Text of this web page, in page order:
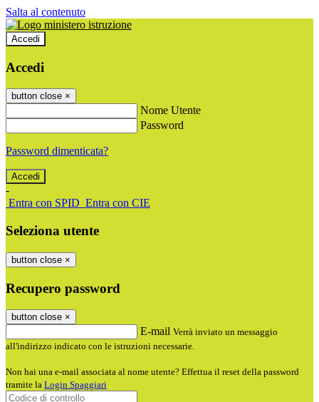
Salta al contenuto
Accedi
Accedi
button close ×
Nome Utente
Password
Password dimenticata?
-
Entra con SPID Entra con CIE
Seleziona utente
button close ×
Recupero password
button close ×
E-mail Verrà inviato un messaggio
all'indirizzo indicato con le istruzioni necessarie.
Non hai una e-mail associata al nome utente? Effettua il reset della password
tramite la Login Spaggiari